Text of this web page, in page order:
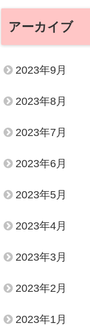
アーカイブ
2023年9月
2023年8月
2023年7月
2023年6月
2023年5月
2023年4月
2023年3月
2023年2月
2023年1月